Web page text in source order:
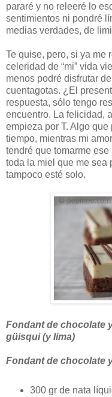
pararé y no releeré lo
sentimientos ni pondré
medias verdades, de
Te quise, pero, si ya me
celeridad de “mi” vida
menos podré disfrutar
cuentagotas. ¿El
respuesta, sólo tengo
encuentro. La felicidad,
empieza por T. Algo
tiempo, mientras mi
tendré que tomarme
toda la miel que me sea
tampoco esté solo.
Fondant de chocolate
güisqui (y lima)
Fondant de chocolate
300 gr de nata